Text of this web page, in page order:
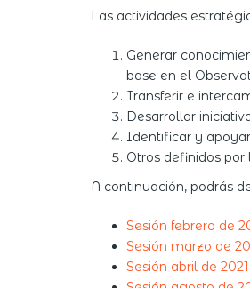
Las actividades
Generar
base en el
Transferir e
Desarrollar
Identificar y
Otros definidos por
A continuación, podrás
Sesión febrero de
Sesión marzo de
Sesión abril de 2021